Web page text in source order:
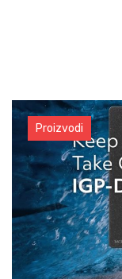
Proizvodi